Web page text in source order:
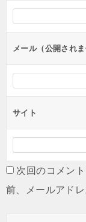
シ
ョ
ンメール（公開されま
サイト
次回のコメン
前、メールアド